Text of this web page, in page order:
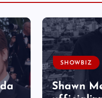
SHOWBIZ
Shawn